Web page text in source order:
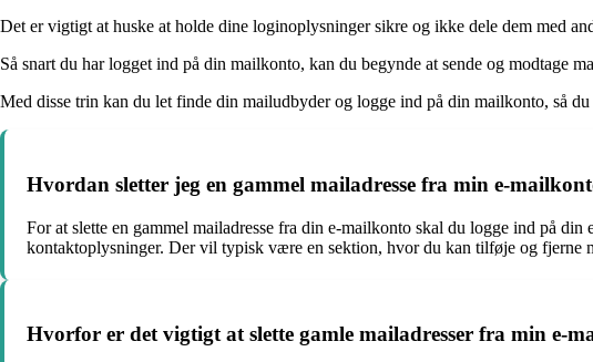
Det er vigtigt at huske at holde dine loginoplysninger sikre og ikke dele dem med
Så snart du har logget ind på din mailkonto, kan du begynde at sende og
Med disse trin kan du let finde din mailudbyder og logge ind på din mailkonto, så
Hvordan sletter jeg en gammel mailadresse fra min e-
For at slette en gammel mailadresse fra din e-mailkonto skal du logge ind på
kontaktoplysninger. Der vil typisk være en sektion, hvor du kan tilføje og fjerne
Hvorfor er det vigtigt at slette gamle mailadresser fra min e-